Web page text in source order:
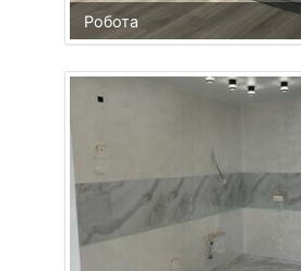
Робота